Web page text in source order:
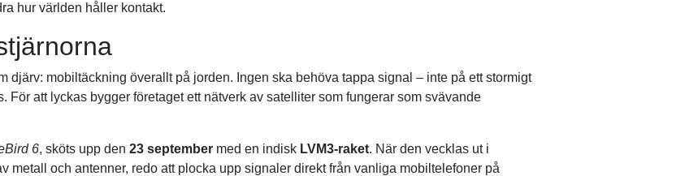
hur världen håller kontakt.
djärv: mobiltäckning överallt på jorden. Ingen ska behöva tappa signal – inte på ett stormigt
För att lyckas bygger företaget ett nätverk av satelliter som fungerar som svävande
6, sköts upp den 23 september med en indisk LVM3-raket. När den vecklas ut i
metall och antenner, redo att plocka upp signaler direkt från vanliga mobiltelefoner på